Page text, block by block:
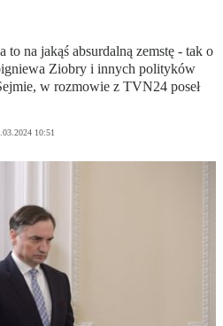
na jakąś absurdalną zemstę - tak o
Ziobry i innych polityków
w rozmowie z TVN24 poseł
10:51